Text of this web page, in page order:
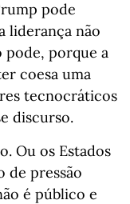
pode
liderança não
pode, porque a
coesa uma
tecnocráticos
discurso.
Ou os Estados
de pressão
é público e